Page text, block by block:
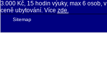
3.000 Kč, 15 hodin výuky, max 6 osob, v
ceně ubytování. Více zde.
Sitemap